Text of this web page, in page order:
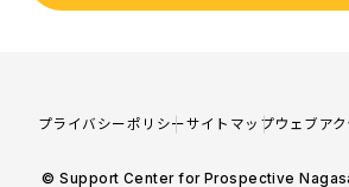
プライバシーポリシーサイトマップウェブア
© Support Center for Prospective